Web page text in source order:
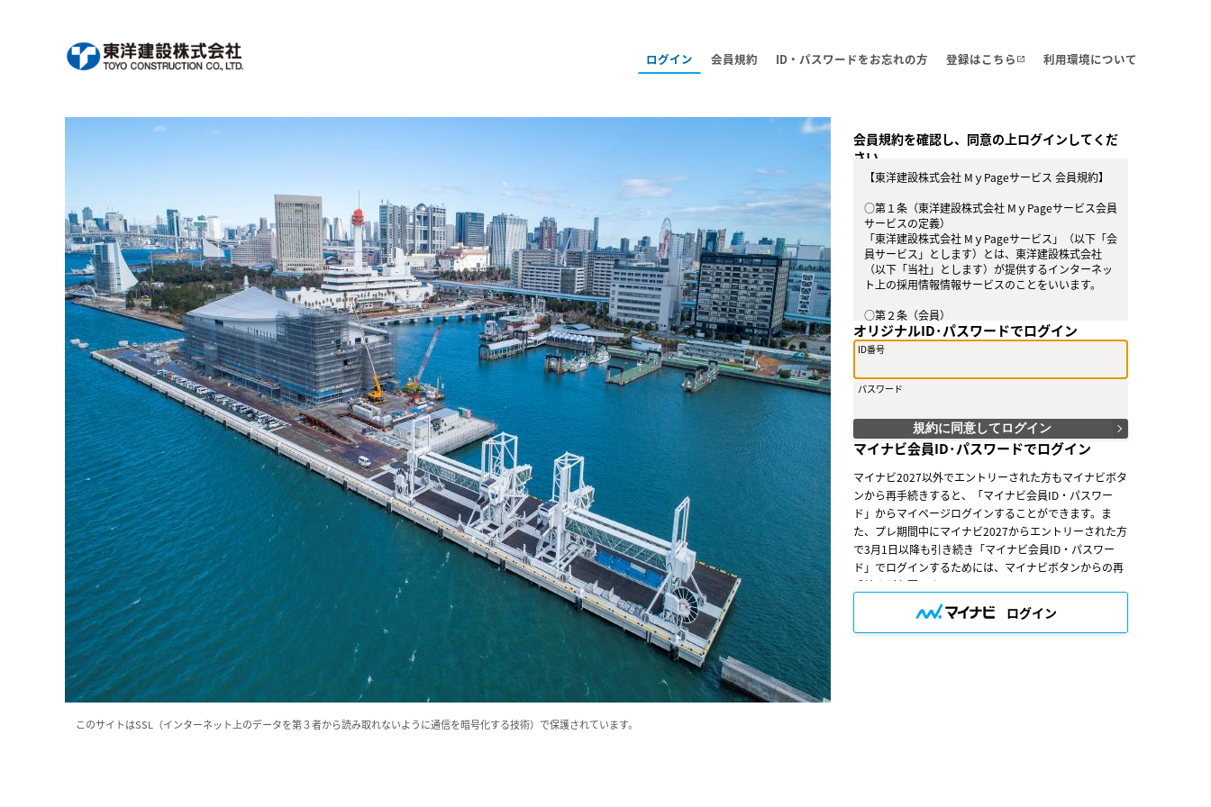
ログイン 会員規約 ID・パスワードをお忘れの方 登録はこちら open_in_new 利用環境について
会員規約を確認し、同意の上ログインしてくだ
さい。
【東洋建設株式会社 MｙPageサービス 会員規約】
○第１条（東洋建設株式会社 MｙPageサービス会員
サービスの定義）
「東洋建設株式会社 MｙPageサービス」（以下「会
員サービス」とします）とは、東洋建設株式会社
（以下「当社」とします）が提供するインターネッ
ト上の採用情報情報サービスのことをいいます。
○第２条（会員）
（１）会員とは、当社が定める方法によって会員サ
ービスに登録を申し込み、当社がこれを承認した方
（２）会員は、会員サービスにおける会員向けのサ
ービスを受けることができます。
ばなりません。会員が会員サービスを利用したとき
は、この会員規約を承認したものとみなします。
（１）会員は、会員ＩＤ番号を付与され、パスワー
ドを登録するものとします。ただし、第５条に抵触
すると当社が判断した場合は、会員ＩＤ番号を付与
されないことがあります。
（２）会員は、会員ＩＤ番号およびパスワードを第
三者に譲渡または貸与してはなりません。
（３）会員の会員ＩＤ番号およびパスワードの管理
および使用は会員の責任とし、これらの使用上の過
誤または第三者による不正使用等については、当社
は一切の責任を負わないものとします。
オリジナルID･パスワードでログイン
ID番号
パスワード
規約に同意してログイン
マイナビ会員ID･パスワードでログイン
マイナビ2027以外でエントリーされた方もマイナビボタ
ンから再手続きすると、「マイナビ会員ID・パスワー
ド」からマイページログインすることができます。ま
た、プレ期間中にマイナビ2027からエントリーされた方
で3月1日以降も引き続き「マイナビ会員ID・パスワー
ド」でログインするためには、マイナビボタンからの再
手続きが必要です。
ログイン
このサイトはSSL（インターネット上のデータを第３者から読み取れないように通信を暗号化する技術）で保護されています。